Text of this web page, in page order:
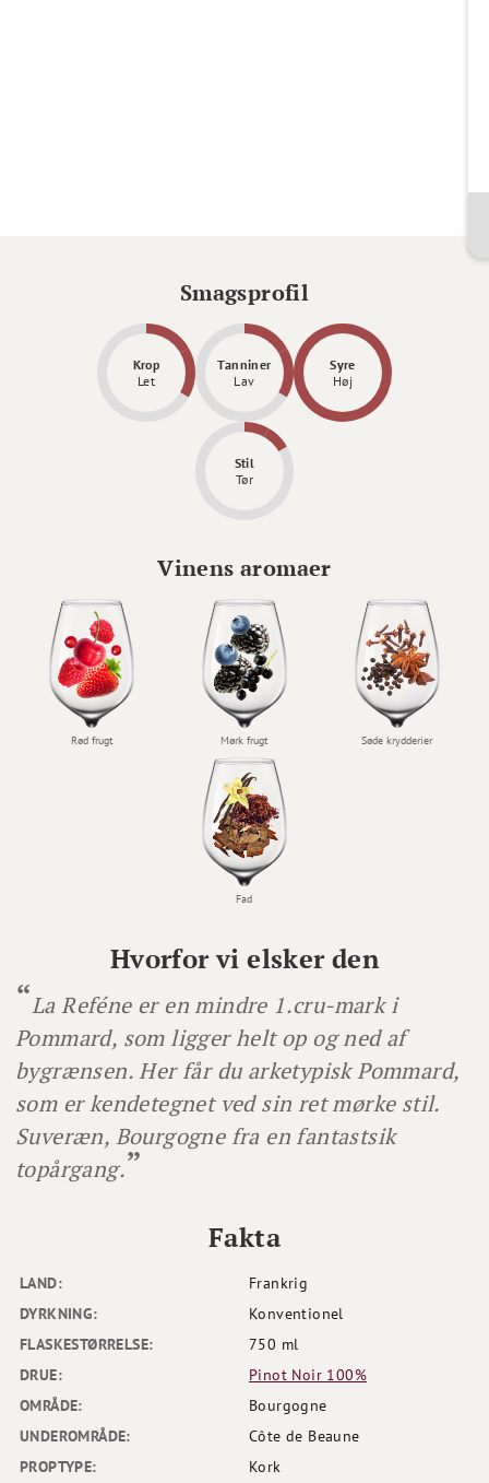
Hvorfor vi elsker den
La Reféne er en mindre 1.cru-mark i
Pommard, som ligger helt op og ned af
bygrænsen. Her får du arketypisk Pommard,
som er kendetegnet ved sin ret mørke stil.
Suveræn, Bourgogne fra en fantastsik
topårgang.
LAND:
Frankrig
DYRKNING:
Konventionel
FLASKESTØRRELSE:
750 ml
DRUE:
Pinot Noir 100%
OMRÅDE:
Bourgogne
UNDEROMRÅDE:
Côte de Beaune
PROPTYPE:
Kork
Fakta
Smagsprofil
Krop
Let
Tanniner
Lav
Syre
Høj
Stil
Tør
Vinens aromaer
Rød frugt Mørk frugt Søde krydderier
Fad